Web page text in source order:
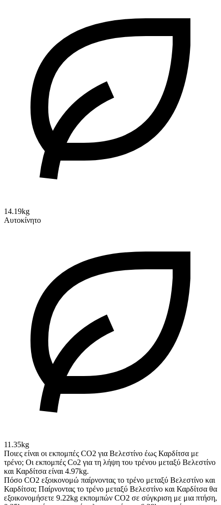
14.19kg
Αυτοκίνητο
11.35kg
Ποιες είναι οι εκπομπές CO2 για Βελεστίνο έως Καρδίτσα με
τρένο; Οι εκπομπές Co2 για τη λήψη του τρένου μεταξύ Βελεστίνο
και Καρδίτσα είναι 4.97kg.
Πόσο CO2 εξοικονομώ παίρνοντας το τρένο μεταξύ Βελεστίνο και
Καρδίτσα; Παίρνοντας το τρένο μεταξύ Βελεστίνο και Καρδίτσα θα
εξοικονομήσετε 9.22kg εκπομπών CO2 σε σύγκριση με μια πτήση,